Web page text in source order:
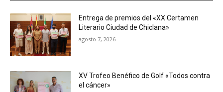
Entrega de premios del «XX Certamen
Literario Ciudad de Chiclana»
agosto 7, 2026
XV Trofeo Benéfico de Golf «Todos contra
el cáncer»